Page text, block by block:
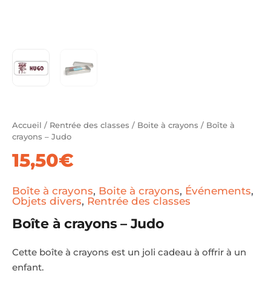
Accueil / Rentrée des classes / Boite à crayons / Boîte à
crayons – Judo
15,50€
Boîte à crayons, Boite à crayons, Événements,
Objets divers, Rentrée des classes
Boîte à crayons – Judo
Cette boîte à crayons est un joli cadeau à offrir à un
enfant.